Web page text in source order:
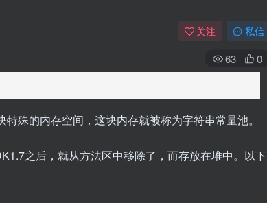
关注 私信
63
0
殊的内存空间，这块内存就被称为字符串常量池。
之后，就从方法区中移除了，而存放在堆中。以下